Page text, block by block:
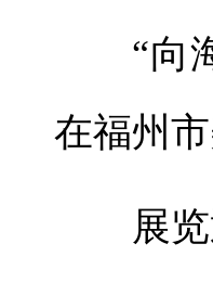
“向
在福州
展